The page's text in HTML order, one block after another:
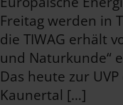
Freitag werden in
die TIWAG erhält
und Naturkunde“
Das heute zur
Kaunertal […]